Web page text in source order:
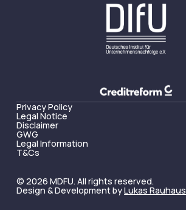
Privacy Policy
Legal Notice
Disclaimer
GWG
Legal Information
T&Cs
© 2026 MDFU. All rights reserved.
Design & Development byLukas Rauhaus